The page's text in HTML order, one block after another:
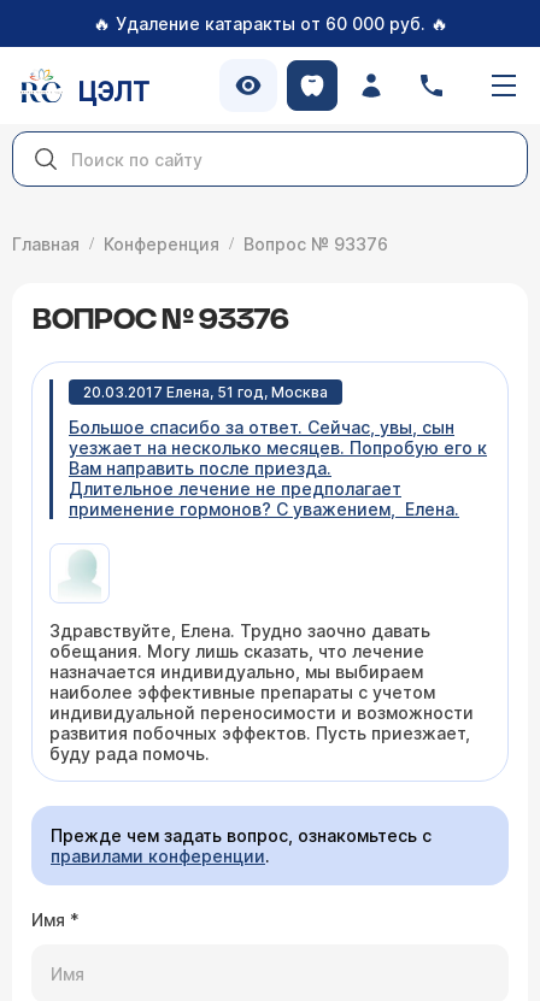
🔥 Удаление катаракты от 60 000 руб. 🔥
ЦЭЛТ
Главная Конференция Вопрос № 93376
ВОПРОС № 93376
20.03.2017 Елена, 51 год, Москва
Большое спасибо за ответ. Сейчас, увы, сын
уезжает на несколько месяцев. Попробую его к
Вам направить после приезда.
Длительное лечение не предполагает
применение гормонов? С уважением, Елена.
Здравствуйте, Елена. Трудно заочно давать
обещания. Могу лишь сказать, что лечение
назначается индивидуально, мы выбираем
наиболее эффективные препараты с учетом
индивидуальной переносимости и возможности
развития побочных эффектов. Пусть приезжает,
буду рада помочь.
Прежде чем задать вопрос, ознакомьтесь с
правилами конференции.
Имя *